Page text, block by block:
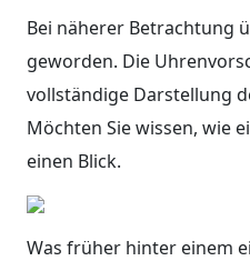
Bei näherer Betrachtung
geworden. Die
vollständige Darstellung
Möchten Sie wissen, wie
einen Blick.
Was früher hinter einem